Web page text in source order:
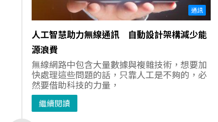
通訊
人工智慧助力無線通訊 自動設計架構減少能
源浪費
無線網路中包含大量數據與複雜技術，想要加
快處理這些問題的話，只靠人工是不夠的，必
然要借助科技的力量，
繼續閱讀